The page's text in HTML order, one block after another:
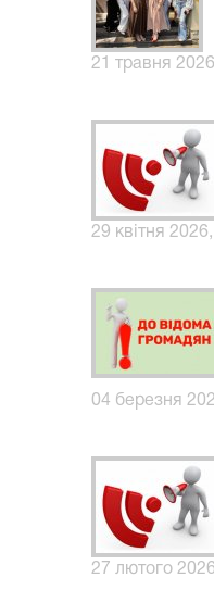
21 травня
29 квітня
04 березня
27 лютого